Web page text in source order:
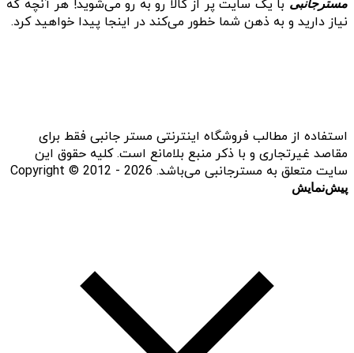
مسترجانبی با یک سایت پر از کالا رو به رو می‌شوید! هر آنچه که
نیاز دارید و به ذهن شما خطور می‌کند در اینجا پیدا خواهید کرد.
استفاده از مطالب فروشگاه اینترنتی مستر جانبی فقط برای
مقاصد غیرتجاری و با ذکر منبع بلامانع است. کلیه حقوق این
سایت متعلق به مسترجانبی می‌باشد. Copyright © 2012 - 2026
پیش‌نمایش